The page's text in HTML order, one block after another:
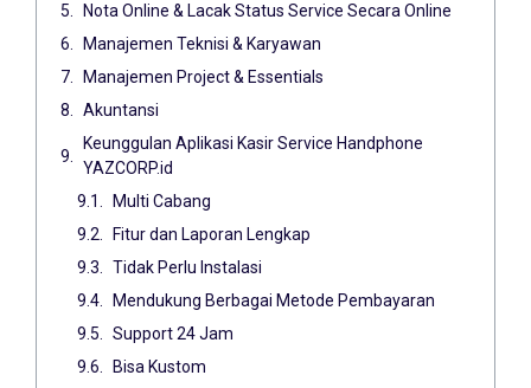
Nota Online & Lacak Status Service Secara Online
Manajemen Teknisi & Karyawan
Manajemen Project & Essentials
Akuntansi
Keunggulan Aplikasi Kasir Service Handphone
YAZCORP.id
Multi Cabang
Fitur dan Laporan Lengkap
Tidak Perlu Instalasi
Mendukung Berbagai Metode Pembayaran
Support 24 Jam
Bisa Kustom